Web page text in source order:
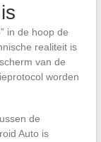
in de hoop de
realiteit is
van de
worden
de
Auto is